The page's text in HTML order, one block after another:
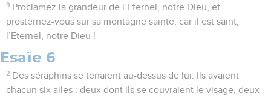
9 Proclamez la grandeur de l’Eternel, notre Dieu, et
prosternez-vous sur sa montagne sainte, car il est saint,
l’Eternel, notre Dieu !
Esaïe 6
2 Des séraphins se tenaient au-dessus de lui. Ils avaient
chacun six ailes : deux dont ils se couvraient le visage, deux